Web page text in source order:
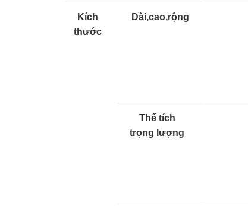
Kích
thước
Dài,cao,rộng
Thể tích
trọng lượng